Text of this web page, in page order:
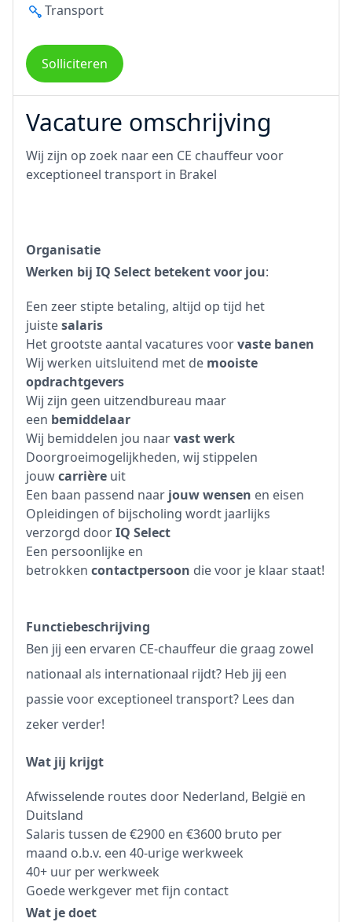
Transport
Solliciteren
Vacature omschrijving
Wij zijn op zoek naar een CE chauffeur voor
exceptioneel transport in Brakel
Organisatie
Werken bij IQ Select betekent voor jou:
Een zeer stipte betaling, altijd op tijd het
juistesalaris
Het grootste aantal vacatures voorvaste banen
Wij werken uitsluitend met de mooiste
opdrachtgevers
Wij zijn geen uitzendbureau maar
een bemiddelaar
Wij bemiddelen jou naarvast werk
Doorgroeimogelijkheden, wij stippelen
jouwcarrière uit
Een baan passend naar jouw wensen en eisen
Opleidingen of bijscholing wordt jaarlijks
verzorgd doorIQ Select
Een persoonlijke en
betrokken contactpersoon die voor je klaar staat!
Functiebeschrijving
Ben jij een ervaren CE-chauffeur die graag zowel
nationaal als internationaal rijdt? Heb jij een
passie voor exceptioneel transport? Lees dan
zeker verder!
Wat jij krijgt
Afwisselende routes door Nederland, België en
Duitsland
Salaris tussen de €2900 en €3600 bruto per
maand o.b.v. een 40-urige werkweek
40+ uur per werkweek
Goede werkgever met fijn contact
Wat je doet